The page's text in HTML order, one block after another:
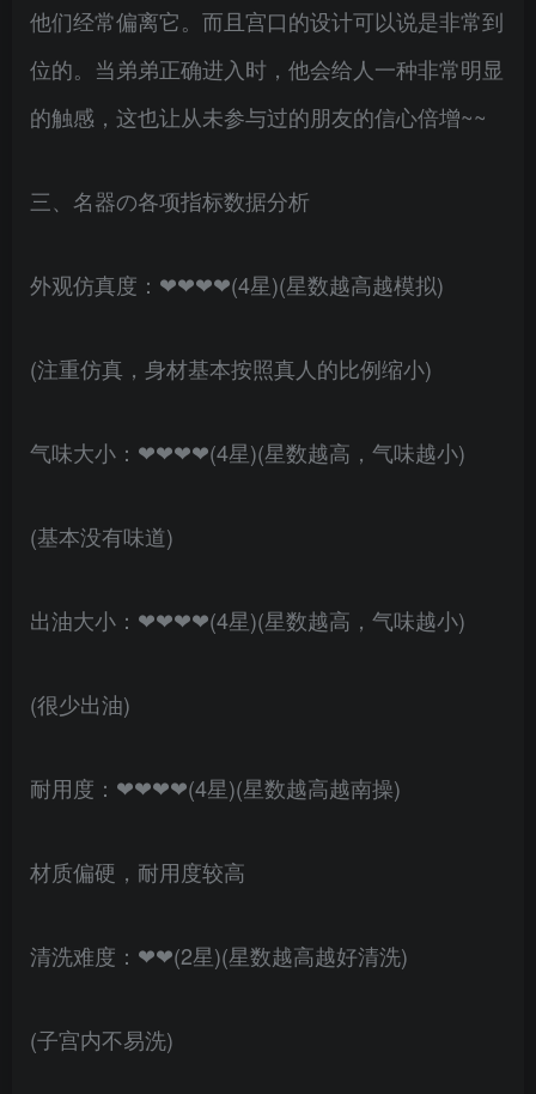
他们经常偏离它。而且宫口的设计可以说是非常到
位的。当弟弟正确进入时，他会给人一种非常明显
的触感，这也让从未参与过的朋友的信心倍增~~
三、名器の各项指标数据分析
外观仿真度：❤❤❤❤(4星)(星数越高越模拟)
(注重仿真，身材基本按照真人的比例缩小)
气味大小：❤❤❤❤(4星)(星数越高，气味越小)
(基本没有味道)
出油大小：❤❤❤❤(4星)(星数越高，气味越小)
(很少出油)
耐用度：❤❤❤❤(4星)(星数越高越南操)
材质偏硬，耐用度较高
清洗难度：❤❤(2星)(星数越高越好清洗)
(子宫内不易洗)